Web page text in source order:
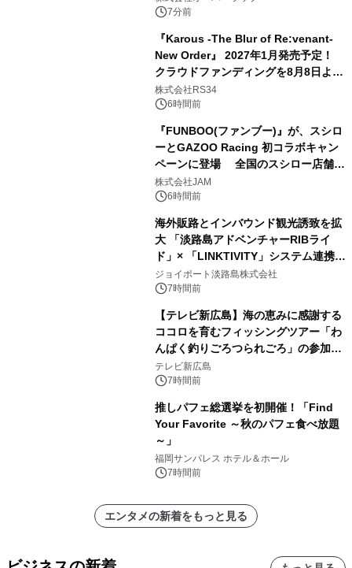
ルアートブック』の発売決定！ 2026
7分前
『Karous -The Blur of Re:venant-
New Order』 2027年1月発売予定！
クラウドファンディングを8月8日より
開始
株式会社RS34
6時間前
『FUNBOO(ファンブー)』が、スシロ
ーとGAZOO Racing 初コラボキャン
ペーンに登場 全国のスシロー店舗で
GR 4車種の FUNBOO(ミニカー)付き
メニューが展開されます
株式会社JAM
6時間前
海外販路とインバウンド観光誘致を拡
大 「淡路島アドベンチャーRIBライ
ド」× 「LINKTIVITY」システム連携を
開始！
ジョイポート淡路島株式会社
7時間前
【テレビ新広島】海の恵みに感謝する
ココロを育むフィッシングツアー「わ
んぱく釣りごろつられごろ」の参加小
学生を募集
テレビ新広島
7時間前
推しパフェ総選挙を初開催！「Find
Your Favorite ～秋のパフェ食べ放題
～」
福岡サンパレス ホテル＆ホール
7時間前
エンタメの新着をもっと見る